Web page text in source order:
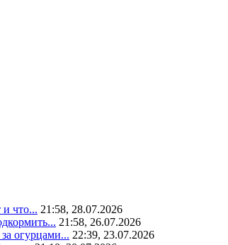
что... 21:58, 28.07.2026
21:58, 26.07.2026
огурцами... 22:39, 23.07.2026